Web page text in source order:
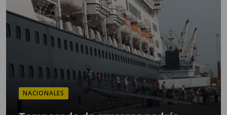
NACIONALES